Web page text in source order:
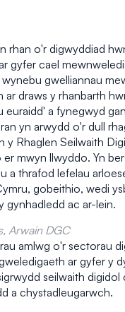
rhan o'r digwyddiad
gyfer cael
gwelliannau
ar draws y rhanbarth
euraidd' a fynegwyd
yn arwydd o'r dull
y Rhaglen Seilwaith
mwyn llwyddo. Yn
a thrafod lefelau
gobeithio, wedi
gynhadledd ac ar-lein.
Arwain DGC
amlwg o'r sectorau
ar gyfer y
seilwaith digidol
a chystadleugarwch.